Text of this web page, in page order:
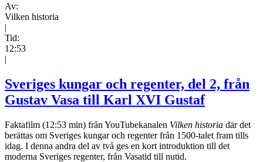
Av:
Vilken historia
|
Tid:
12:53
|
Sveriges kungar och regenter, del 2, från
Gustav Vasa till Karl XVI Gustaf
Faktafilm (12:53 min) från YouTubekanalen Vilken historia där det
berättas om Sveriges kungar och regenter från 1500-talet fram tills
idag. I denna andra del av två ges en kort introduktion till det
moderna Sveriges regenter, från Vasatid till nutid.